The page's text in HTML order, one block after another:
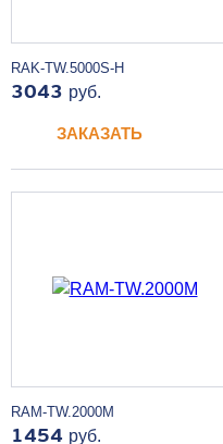
RAK-TW.5000S-H
3043 руб.
ЗАКАЗАТЬ
RAM-TW.2000M
1454 руб.